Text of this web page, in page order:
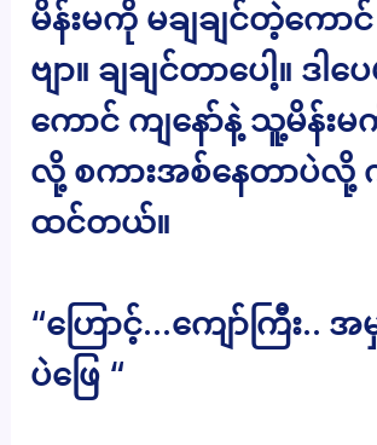
မိန်းမကို မချချင်တဲ့ကော
ဗျာ။ ချချင်တာပေါ့။ ဒါ
ကောင် ကျနော်နဲ့ သူ့မိန်း
လို့ စကားအစ်နေတာပဲလို့
ထင်တယ်။
“ဟြောင့်…ကျော်ကြီး..
ပဲဖြေ “